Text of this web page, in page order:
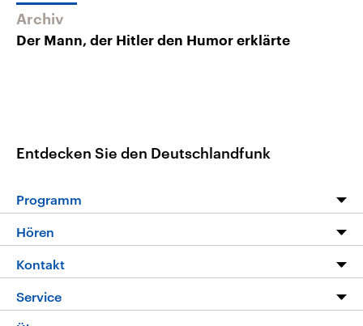
Archiv
Der Mann, der Hitler den Humor erklärte
Entdecken Sie den Deutschlandfunk
Programm
Programm
Die Nachrichten
Nachrichtenleicht
Hören
Livestream
Podcasts
Kontakt
Hörerservice
Service